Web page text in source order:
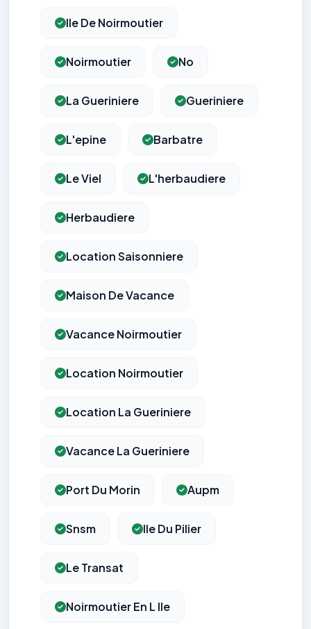
Ile De Noirmoutier
Noirmoutier No
La Gueriniere Gueriniere
L'epine Barbatre
Le Viel L'herbaudiere
Herbaudiere
Location Saisonniere
Maison De Vacance
Vacance Noirmoutier
Location Noirmoutier
Location La Gueriniere
Vacance La Gueriniere
Port Du Morin Aupm
Snsm Ile Du Pilier
Le Transat
Noirmoutier En L Ile